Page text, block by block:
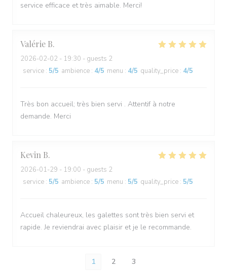
service efficace et très aimable. Merci!
Valérie B
2026-02-02 - 19:30 - guests 2
service : 5/5 ambience : 4/5 menu : 4/5 quality_price : 4/5
Très bon accueil; très bien servi . Attentif à notre
demande. Merci
Kevin B
2026-01-29 - 19:00 - guests 2
service : 5/5 ambience : 5/5 menu : 5/5 quality_price : 5/5
Accueil chaleureux, les galettes sont très bien servi et
rapide. Je reviendrai avec plaisir et je le recommande.
1 2 3